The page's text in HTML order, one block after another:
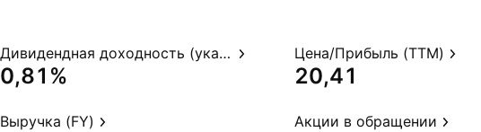
Дивидендная доходность (указ.)
0,81%
Цена/Прибыль (TTM)
20,41
Выручка (FY) Акции в обращении